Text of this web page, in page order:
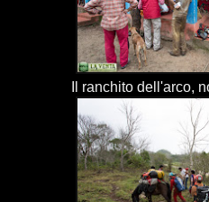
Il ranchito dell'arco,